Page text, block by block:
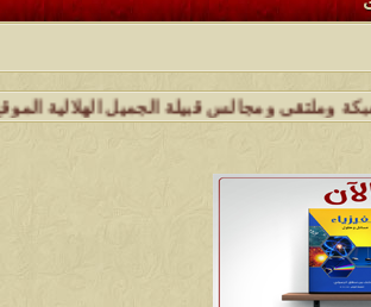
ومجالس قبيلة الجميل الهلالية الموقع